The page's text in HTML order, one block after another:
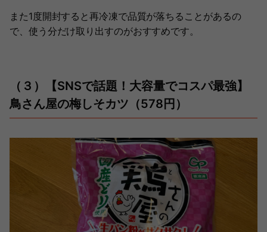
また1度開封すると再冷凍で品質が落ちることがあるの
で、使う分だけ取り出すのがおすすめです。
（３）【SNSで話題！大容量でコスパ最強】
鳥さん屋の梅しそカツ（578円）